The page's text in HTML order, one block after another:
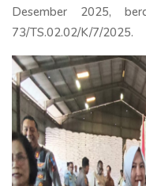
Desember 2025,
73/TS.02.02/K/7/2025.